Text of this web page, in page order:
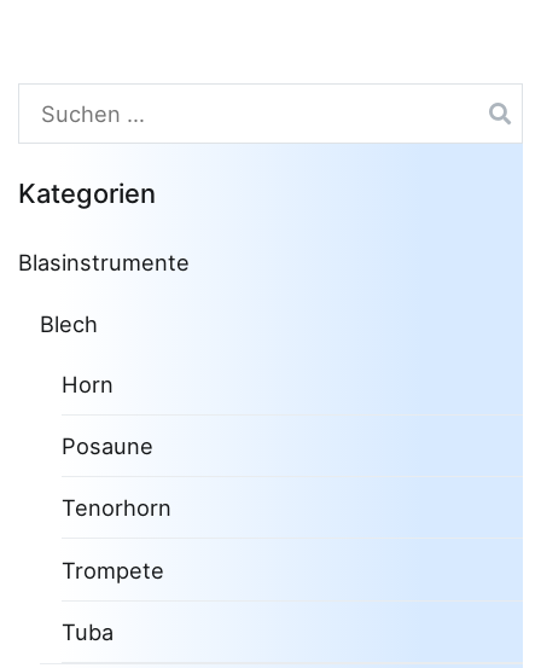
Suchen
nach:
Kategorien
Blasinstrumente
Blech
Horn
Posaune
Tenorhorn
Trompete
Tuba